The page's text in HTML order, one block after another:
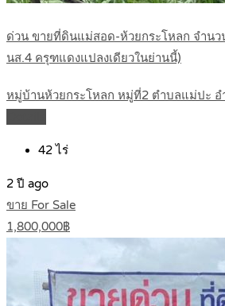
ด่วน ขายที่ดินแม่สอด-ห้วยกระโหลก จำน
นส.4 ครุฑแดงแปลงเดียวในย่านนี้)
หมู่บ้านห้วยกระโหลก หมู่ที่2 ตำบลแม่ปะ อ
42 ไร่
2 ปี ago
ขาย For Sale
1,800,000฿